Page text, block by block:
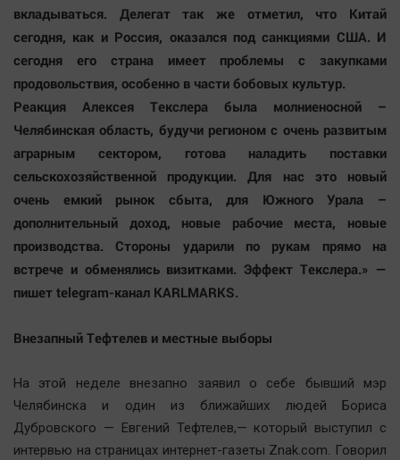
вкладываться. Делегат так же отметил, что Китай
сегодня, как и Россия, оказался под санкциями США. И
сегодня его страна имеет проблемы с закупками
продовольствия, особенно в части бобовых культур.
Реакция Алексея Текслера была молниеносной –
Челябинская область, будучи регионом с очень развитым
аграрным сектором, готова наладить поставки
сельскохозяйственной продукции. Для нас это новый
очень емкий рынок сбыта, для Южного Урала –
дополнительный доход, новые рабочие места, новые
производства. Стороны ударили по рукам прямо на
встрече и обменялись визитками. Эффект Текслера.» —
пишет telegram-канал KARLMARKS.
Внезапный Тефтелев и местные выборы
На этой неделе внезапно заявил о себе бывший мэр
Челябинска и один из ближайших людей Бориса
Дубровского — Евгений Тефтелев,— который выступил с
интервью на страницах интернет-газеты Znak.com. Говорил